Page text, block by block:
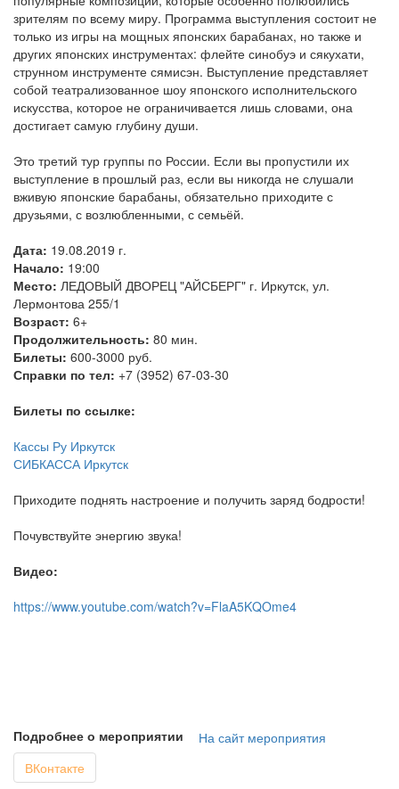
зрителям по всему миру. Программа выступления состоит не
только из игры на мощных японских барабанах, но также и
других японских инструментах: флейте синобуэ и сякухати,
струнном инструменте сямисэн. Выступление представляет
собой театрализованное шоу японского исполнительского
искусства, которое не ограничивается лишь словами, она
достигает самую глубину души.
Это третий тур группы по России. Если вы пропустили их
выступление в прошлый раз, если вы никогда не слушали
вживую японские барабаны, обязательно приходите с
друзьями, с возлюбленными, с семьёй.
Дата: 19.08.2019 г.
Начало: 19:00
Место: ЛЕДОВЫЙ ДВОРЕЦ "АЙСБЕРГ" г. Иркутск, ул.
Лермонтова 255/1
Возраст: 6+
Продолжительность: 80 мин.
Билеты: 600-3000 руб.
Справки по тел: +7 (3952) 67-03-30
Билеты по ссылке:
Кассы Ру Иркутск
СИБКАССА Иркутск
Приходите поднять настроение и получить заряд бодрости!
Почувствуйте энергию звука!
Видео:
https://www.youtube.com/watch?v=FlaA5KQOme4
Подробнее о мероприятии
На сайт мероприятия
ВКонтакте